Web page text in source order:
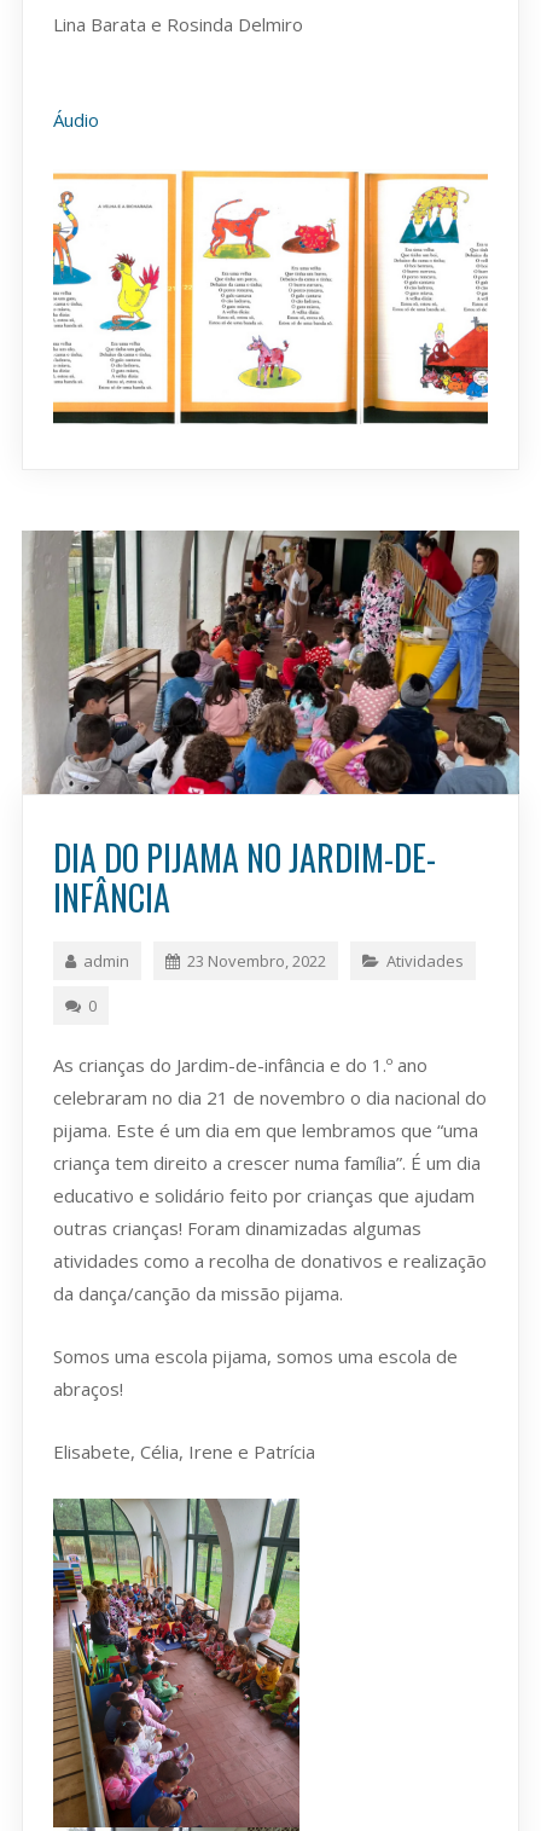
Lina Barata e Rosinda Delmiro
Áudio
DIA DO PIJAMA NO JARDIM-DE-
INFÂNCIA
admin 23 Novembro, 2022 Atividades
0
As crianças do Jardim-de-infância e do 1.º ano
celebraram no dia 21 de novembro o dia nacional do
pijama. Este é um dia em que lembramos que “uma
criança tem direito a crescer numa família”. É um dia
educativo e solidário feito por crianças que ajudam
outras crianças! Foram dinamizadas algumas
atividades como a recolha de donativos e realização
da dança/canção da missão pijama.
Somos uma escola pijama, somos uma escola de
abraços!
Elisabete, Célia, Irene e Patrícia